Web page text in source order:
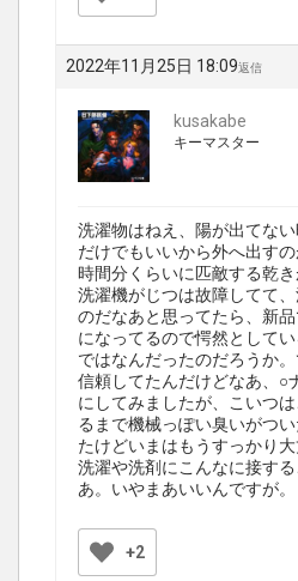
2022年11月25日 18:09返信
kusakabe
キーマスター
洗濯物はねえ、陽が出てな
だけでもいいから外へ出す
時間分くらいに匹敵する乾き
洗濯機がじつは故障してて
のだなあと思ってたら、新
になってるので愕然として
ではなんだったのだろうか
信頼してたんだけどなあ、○
にしてみましたが、こいつ
るまで機械っぽい臭いがつ
たけどいまはもうすっかり大
洗濯や洗剤にこんなに接す
あ。いやまあいいんですが。
+2